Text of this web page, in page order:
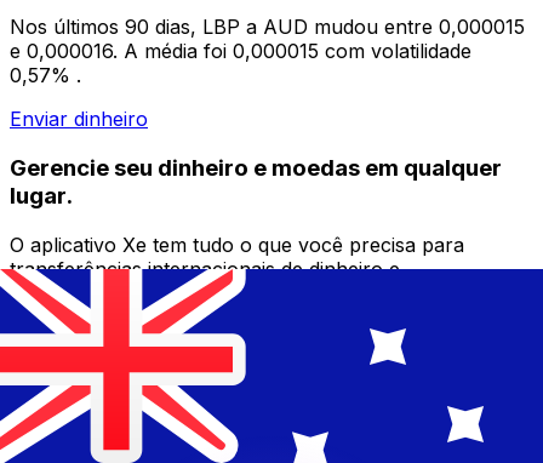
Nos últimos 90 dias, LBP a AUD mudou entre 0,000015
e 0,000016. A média foi 0,000015 com volatilidade
0,57% .
Enviar dinheiro
Gerencie seu dinheiro e moedas em qualquer
lugar.
O aplicativo Xe tem tudo o que você precisa para
transferências internacionais de dinheiro e
gerenciamento de moedas. Converta moedas, defina
alertas de taxas de câmbio e transfira dinheiro para o
exterior sem taxas ocultas. Baixe hoje mesmo!